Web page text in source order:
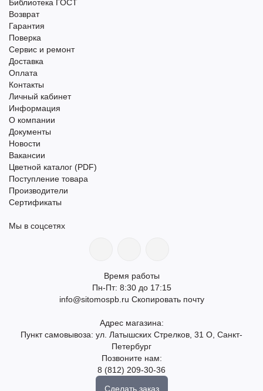
Библиотека ГОСТ
Возврат
Гарантия
Поверка
Сервис и ремонт
Доставка
Оплата
Контакты
Личный кабинет
Информация
О компании
Документы
Новости
Вакансии
Цветной каталог (PDF)
Поступление товара
Производители
Сертификаты
Мы в соцсетях
Время работы
Пн-Пт: 8:30 до 17:15
info@sitomospb.ru Скопировать почту
Адрес магазина:
Пункт самовывоза: ул. Латышских Стрелков, 31 О, Санкт-
Петербург
Позвоните нам:
8 (812) 209-30-36
Сделать заказ